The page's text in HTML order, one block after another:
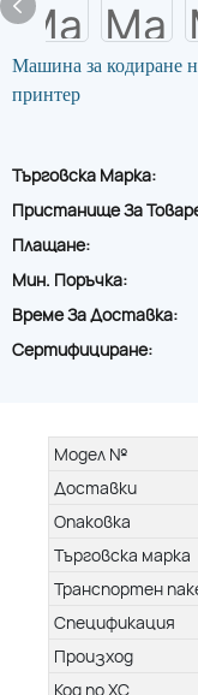
Машина за кодиране
принтер
Търговска Марка:
Пристанище За
Плащане:
Мин. Поръчка:
Време За Доставка:
Сертифициране:
Модел №
Доставки
Опаковка
Търговска марка
Транспортен
Спецификация
Произход
Код по ХС